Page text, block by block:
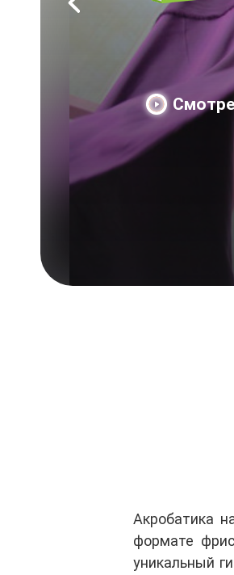
Акробатика
формате
уникальный